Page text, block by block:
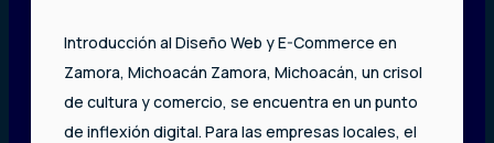
Introducción al Diseño Web y E-Commerce en
Zamora, Michoacán Zamora, Michoacán, un crisol
de cultura y comercio, se encuentra en un punto
de inflexión digital. Para las empresas locales, el